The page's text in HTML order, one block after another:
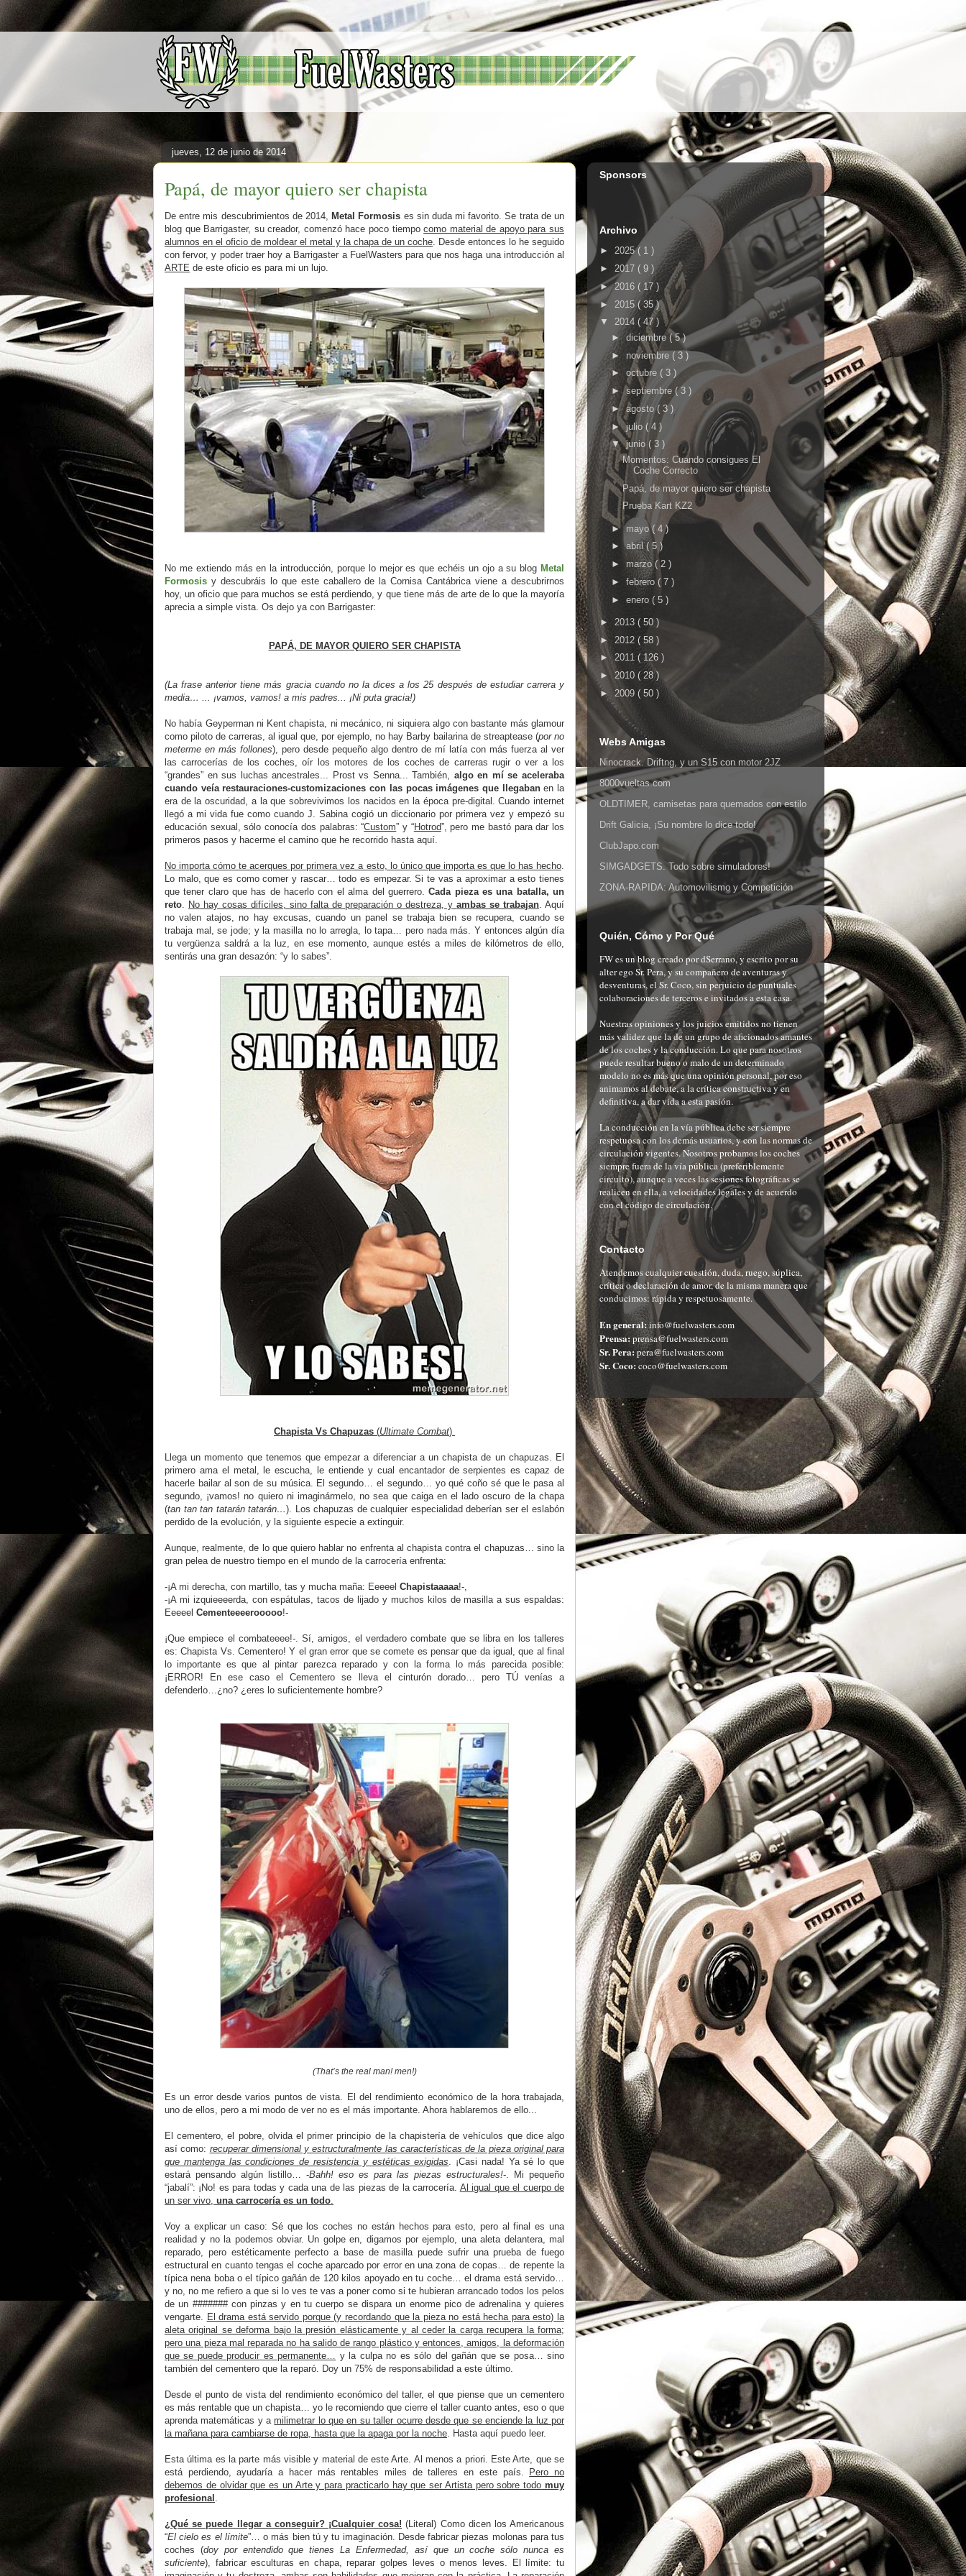
jueves, 12 de junio de 2014
Papá, de mayor quiero ser chapista
De entre mis descubrimientos de 2014, Metal Formosis es sin duda mi favorito. Se trata de un
blog que Barrigaster, su creador, comenzó hace poco tiempocomo material de apoyo para sus
alumnos en el oficio de moldear el metal y la chapa de un coche. Desde entonces lo he seguido
con fervor, y poder traer hoy a Barrigaster a FuelWasters para que nos haga una introducción al
ARTE de este oficio es para mi un lujo.
No me extiendo más en la introducción, porque lo mejor es que echéis un ojo a su blog Metal
Formosis y descubráis lo que este caballero de la Cornisa Cantábrica viene a descubrirnos
hoy, un oficio que para muchos se está perdiendo, y que tiene más de arte de lo que la mayoría
aprecia a simple vista. Os dejo ya con Barrigaster:
PAPÁ, DE MAYOR QUIERO SER CHAPISTA
(La frase anterior tiene más gracia cuando no la dices a los 25 después de estudiar carrera y
media… ... ¡vamos, vamos! a mis padres... ¡Ni puta gracia!)
No había Geyperman ni Kent chapista, ni mecánico, ni siquiera algo con bastante más glamour
como piloto de carreras, al igual que, por ejemplo, no hay Barby bailarina de streaptease (por no
meterme en más follones), pero desde pequeño algo dentro de mí latía con más fuerza al ver
las carrocerías de los coches, oír los motores de los coches de carreras rugir o ver a los
“grandes” en sus luchas ancestrales... Prost vs Senna... También, algo en mí se aceleraba
cuando veía restauraciones-customizaciones con las pocas imágenes que llegabanen la
era de la oscuridad, a la que sobrevivimos los nacidos en la época pre-digital. Cuando internet
llegó a mi vida fue como cuando J. Sabina cogió un diccionario por primera vez y empezó su
educación sexual, sólo conocía dos palabras: “Custom” y “Hotrod”, pero me bastó para dar los
primeros pasos y hacerme el camino que he recorrido hasta aquí.
No importa cómo te acerques por primera vez a esto, lo único que importa es que lo has hecho.
Lo malo, que es como comer y rascar… todo es empezar. Si te vas a aproximar a esto tienes
que tener claro que has de hacerlo con el alma del guerrero.Cada pieza es una batalla, un
reto. No hay cosas difíciles, sino falta de preparación o destreza, yambas se trabajan. Aquí
no valen atajos, no hay excusas, cuando un panel se trabaja bien se recupera, cuando se
trabaja mal, se jode; y la masilla no lo arregla, lo tapa… pero nada más. Y entonces algún día
tu vergüenza saldrá a la luz, en ese momento, aunque estés a miles de kilómetros de ello,
sentirás una gran desazón: “y lo sabes”.
Chapista Vs Chapuzas (Ultimate Combat)
Llega un momento que tenemos que empezar a diferenciar a un chapista de un chapuzas. El
primero ama el metal, le escucha, le entiende y cual encantador de serpientes es capaz de
hacerle bailar al son de su música. El segundo… el segundo… yo qué coño sé que le pasa al
segundo, ¡vamos! no quiero ni imaginármelo, no sea que caiga en el lado oscuro de la chapa
(tan tan tan tatarán tatarán…). Los chapuzas de cualquier especialidad deberían ser el eslabón
perdido de la evolución, y la siguiente especie a extinguir.
Aunque, realmente, de lo que quiero hablar no enfrenta al chapista contra el chapuzas… sino la
gran pelea de nuestro tiempo en el mundo de la carrocería enfrenta:
-¡A mi derecha, con martillo, tas y mucha maña: Eeeeel Chapistaaaaa!-,
-¡A mi izquieeeerda, con espátulas, tacos de lijado y muchos kilos de masilla a sus espaldas:
Eeeeel Cementeeeerooooo!-
¡Que empiece el combateeee!-. Sí, amigos, el verdadero combate que se libra en los talleres
es: Chapista Vs. Cementero! Y el gran error que se comete es pensar que da igual, que al final
lo importante es que al pintar parezca reparado y con la forma lo más parecida posible:
¡ERROR! En ese caso el Cementero se lleva el cinturón dorado… pero TÚ venías a
defenderlo…¿no? ¿eres lo suficientemente hombre?
(That’s the real man! men!)
Es un error desde varios puntos de vista. El del rendimiento económico de la hora trabajada,
uno de ellos, pero a mi modo de ver no es el más importante. Ahora hablaremos de ello...
El cementero, el pobre, olvida el primer principio de la chapistería de vehículos que dice algo
así como: recuperar dimensional y estructuralmente las características de la pieza original para
que mantenga las condiciones de resistencia y estéticas exigidas. ¡Casi nada! Ya sé lo que
estará pensando algún listillo… -Bahh! eso es para las piezas estructurales!-. Mi pequeño
“jabalí”: ¡No! es para todas y cada una de las piezas de la carrocería. Al igual que el cuerpo de
un ser vivo, una carrocería es un todo.
Voy a explicar un caso: Sé que los coches no están hechos para esto, pero al final es una
realidad y no la podemos obviar. Un golpe en, digamos por ejemplo, una aleta delantera, mal
reparado, pero estéticamente perfecto a base de masilla puede sufrir una prueba de fuego
estructural en cuanto tengas el coche aparcado por error en una zona de copas… de repente la
típica nena boba o el típico gañán de 120 kilos apoyado en tu coche… el drama está servido…
y no, no me refiero a que si lo ves te vas a poner como si te hubieran arrancado todos los pelos
de un ####### con pinzas y en tu cuerpo se dispara un enorme pico de adrenalina y quieres
vengarte. El drama está servido porque (y recordando que la pieza no está hecha para esto) la
aleta original se deforma bajo la presión elásticamente y al ceder la carga recupera la forma;
pero una pieza mal reparada no ha salido de rango plástico y entonces, amigos, la deformación
que se puede producir es permanente… y la culpa no es sólo del gañán que se posa… sino
también del cementero que la reparó. Doy un 75% de responsabilidad a este último.
Desde el punto de vista del rendimiento económico del taller, el que piense que un cementero
es más rentable que un chapista… yo le recomiendo que cierre el taller cuanto antes, eso o que
aprenda matemáticas y amilimetrar lo que en su taller ocurre desde que se enciende la luz por
la mañana para cambiarse de ropa, hasta que la apaga por la noche. Hasta aquí puedo leer.
Esta última es la parte más visible y material de este Arte. Al menos a priori. Este Arte, que se
está perdiendo, ayudaría a hacer más rentables miles de talleres en este país.
Pero no
debemos de olvidar que es un Arte y para practicarlo hay que ser Artista pero sobre todo muy
profesional .
¿Qué se puede llegar a conseguir? ¡Cualquier cosa! (Literal) Como dicen los Americanous
“El cielo es el límite”… o más bien tú y tu imaginación. Desde fabricar piezas molonas para tus
coches (doy por entendido que tienes La Enfermedad, así que un coche sólo nunca es
suficiente), fabricar esculturas en chapa, reparar golpes leves o menos leves. El límite: tu
Sponsors
Archivo
► 2025( 1 )
► 2017 ( 9 )
►2016 ( 17 )
► 2015 ( 35 )
▼ 2014 ( 47 )
► diciembre ( 5 )
► noviembre ( 3 )
► octubre ( 3 )
►septiembre ( 3 )
► agosto( 3 )
►julio ( 4 )
▼junio ( 3 )
Momentos: Cuando consigues El
Coche Correcto
Papá, de mayor quiero ser chapista
Prueba Kart KZ2
►mayo( 4 )
►abril( 5 )
► marzo( 2 )
► febrero ( 7 )
► enero ( 5 )
► 2013 ( 50 )
► 2012 ( 58 )
► 2011 ( 126 )
► 2010 ( 28 )
► 2009 ( 50 )
Webs Amigas
Ninocrack. Driftng, y un S15 con motor 2JZ
8000vueltas.com
OLDTIMER, camisetas para quemados con estilo
Drift Galicia, ¡Su nombre lo dice todo!
ClubJapo.com
SIMGADGETS. Todo sobre simuladores!
ZONA-RAPIDA: Automovilismo y Competición
Quién, Cómo y Por Qué
FW es un blog creado por dSerrano, y escrito por su
alter ego Sr. Pera, y su compañero de aventuras y
desventuras, el Sr. Coco, sin perjuicio de puntuales
colaboraciones de terceros e invitados a esta casa.
Nuestras opiniones y los juicios emitidos no tienen
más validez que la de un grupo de aficionados amantes
de los coches y la conducción. Lo que para nosotros
puede resultar bueno o malo de un determinado
modelo no es más que una opinión personal, por eso
animamos al debate, a la crítica constructiva y en
definitiva, a dar vida a esta pasión.
La conducción en la vía pública debe ser siempre
respetuosa con los demás usuarios, y con las normas de
circulación vigentes. Nosotros probamos los coches
siempre fuera de la vía pública (preferiblemente
circuito), aunque a veces las sesiones fotográficas se
realicen en ella, a velocidades legales y de acuerdo
con el código de circulación.
Contacto
Atendemos cualquier cuestión, duda, ruego, súplica,
crítica o declaración de amor, de la misma manera que
conducimos: rápida y respetuosamente.
En general:info@fuelwasters.com
Prensa:prensa@fuelwasters.com
Sr. Pera:pera@fuelwasters.com
Sr. Coco:coco@fuelwasters.com